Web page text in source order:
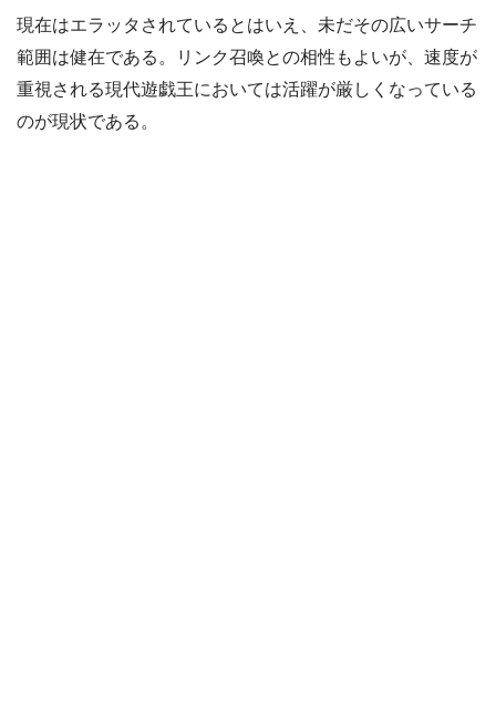
現在はエラッタされているとはいえ、未だその広いサーチ
範囲は健在である。リンク召喚との相性もよいが、速度が
重視される現代遊戯王においては活躍が厳しくなっている
のが現状である。